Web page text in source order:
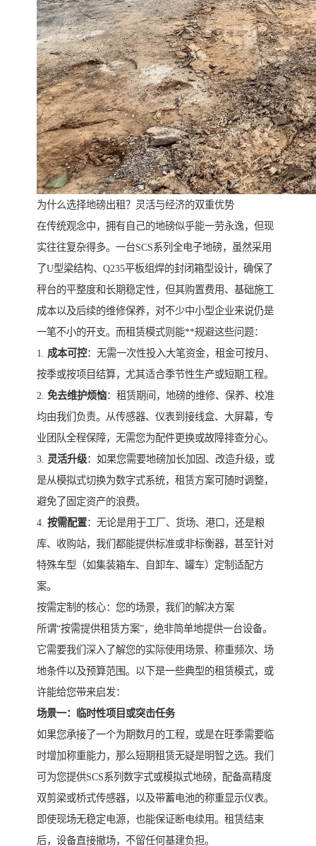
为什么选择地磅出租？灵活与经济的双重优势
在传统观念中，拥有自己的地磅似乎能一劳永逸，但现
实往往复杂得多。一台SCS系列全电子地磅，虽然采用
了U型梁结构、Q235平板组焊的封闭箱型设计，确保了
秤台的平整度和长期稳定性，但其购置费用、基础施工
成本以及后续的维修保养，对不少中小型企业来说仍是
一笔不小的开支。而租赁模式则能**规避这些问题：
1. 成本可控：无需一次性投入大笔资金，租金可按月、
按季或按项目结算，尤其适合季节性生产或短期工程。
2. 免去维护烦恼：租赁期间，地磅的维修、保养、校准
均由我们负责。从传感器、仪表到接线盒、大屏幕，专
业团队全程保障，无需您为配件更换或故障排查分心。
3. 灵活升级：如果您需要地磅加长加固、改造升级，或
是从模拟式切换为数字式系统，租赁方案可随时调整，
避免了固定资产的浪费。
4. 按需配置：无论是用于工厂、货场、港口，还是粮
库、收购站，我们都能提供标准或非标衡器，甚至针对
特殊车型（如集装箱车、自卸车、罐车）定制适配方
案。
按需定制的核心：您的场景，我们的解决方案
所谓“按需提供租赁方案”，绝非简单地提供一台设备。
它需要我们深入了解您的实际使用场景、称重频次、场
地条件以及预算范围。以下是一些典型的租赁模式，或
许能给您带来启发：
场景一：临时性项目或突击任务
如果您承接了一个为期数月的工程，或是在旺季需要临
时增加称重能力，那么短期租赁无疑是明智之选。我们
可为您提供SCS系列数字式或模拟式地磅，配备高精度
双剪梁或桥式传感器，以及带蓄电池的称重显示仪表。
即使现场无稳定电源，也能保证断电续用。租赁结束
后，设备直接撤场，不留任何基建负担。